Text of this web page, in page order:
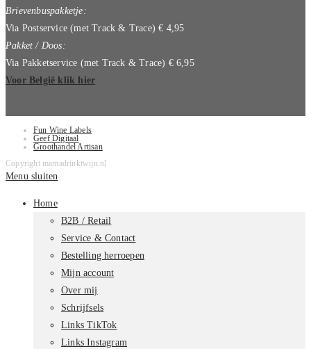
Brievenbuspakketje:
Via Postservice (met Track & Trace) € 4,95
Pakket / Doos:
Via Pakketservice (met Track & Trace) € 6,95
Voor België klik hier
Fun Wine Labels
Geef Digitaal
Groothandel Artisan
Copyright mamadrinktwijn.nl
Menu sluiten
Home
B2B / Retail
Service & Contact
Bestelling herroepen
Mijn account
Over mij
Schrijfsels
Links TikTok
Links Instagram